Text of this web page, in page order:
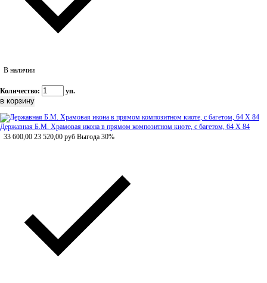
В наличии
Количество: уп.
Державная Б.М. Храмовая икона в прямом композитном киоте, с багетом, 64 Х 84
33 600,00 23 520,00 руб Выгода 30%